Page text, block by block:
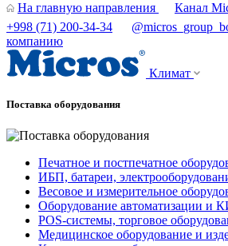
На главную направления
Канал
+998 (71) 200-34-34
компанию
Климат
Поставка оборудования
Печатное и постпечатное
ИБП, батареи,
Весовое и измерительное
Оборудование автоматизации и
POS-системы, торговое
Медицинское оборудование и